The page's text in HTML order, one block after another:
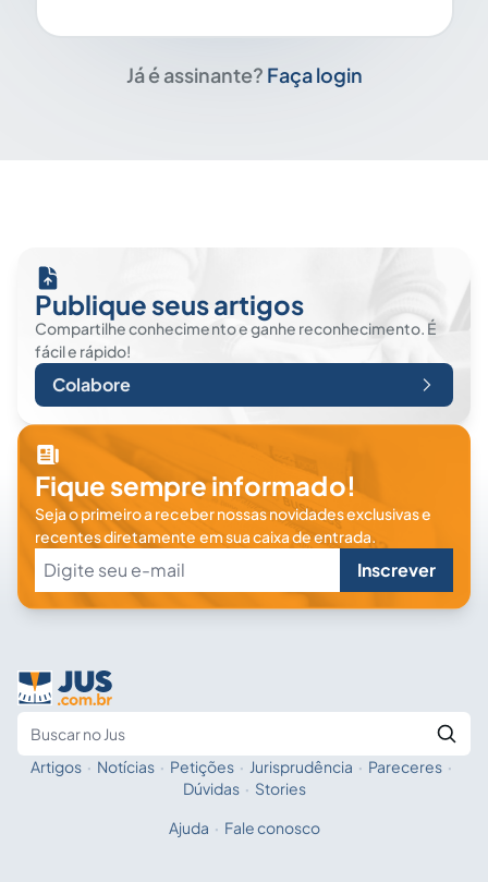
Já é assinante? Faça login
Publique seus artigos
Compartilhe conhecimento e ganhe reconhecimento. É
fácil e rápido!
Colabore
Fique sempre informado!
Seja o primeiro a receber nossas novidades exclusivas e
recentes diretamente em sua caixa de entrada.
Inscrever
Fale com a IA
Artigos · Notícias · Petições · Jurisprudência · Pareceres ·
Dúvidas · Stories
Ajuda · Fale conosco